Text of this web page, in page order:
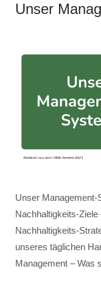
Unser
Unser
Nachhaltigkeits-
Nachhaltigkeits-
unseres täglichen
Management – Was